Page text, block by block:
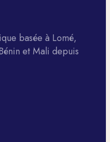
basée à Lomé,
et Mali depuis